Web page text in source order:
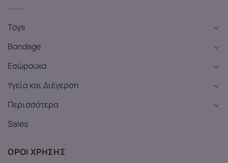
Toys
Bondage
Εσώρουχα
Υγεία και Διέγερση
Περισσότερα
Sales
ΟΡΟΙ ΧΡΗΣΗΣ